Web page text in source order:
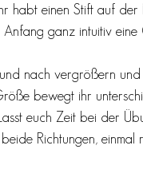
habt einen Stift auf
Anfang ganz intuitiv
nach vergrößern
bewegt ihr
euch Zeit bei der
Richtungen, einmal